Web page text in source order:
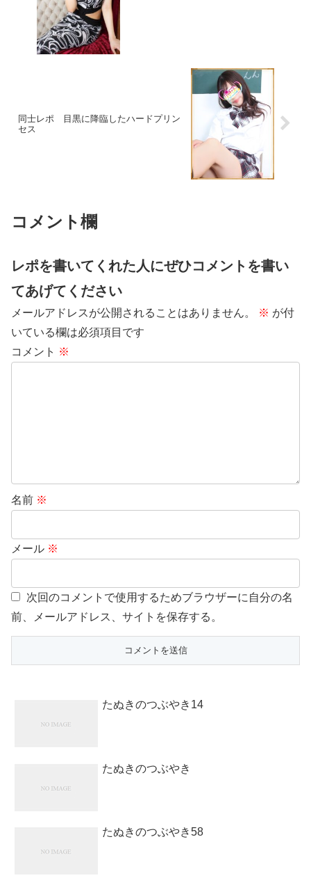
同士レポ 目黒に降臨したハードプリン
セス
コメント欄
レポを書いてくれた人にぜひコメントを書い
てあげてください
メールアドレスが公開されることはありません。 ※ が付
いている欄は必須項目です
コメント ※
名前 ※
メール ※
次回のコメントで使用するためブラウザーに自分の名
前、メールアドレス、サイトを保存する。
たぬきのつぶやき14
たぬきのつぶやき
たぬきのつぶやき58